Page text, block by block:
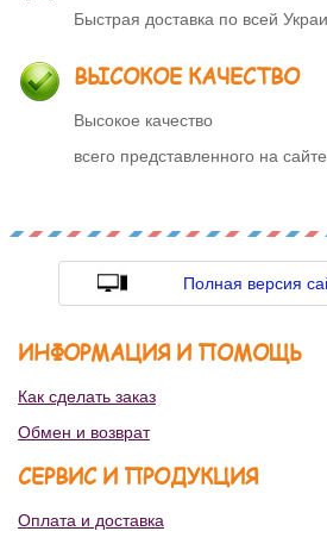
Быстрая доставка по всей
ВЫСОКОЕ КАЧЕСТВО
Высокое качество
всего представленного на
Полная версия
ИНФОРМАЦИЯ И ПОМОЩЬ
Как сделать заказ
Обмен и возврат
СЕРВИС И ПРОДУКЦИЯ
Оплата и доставка